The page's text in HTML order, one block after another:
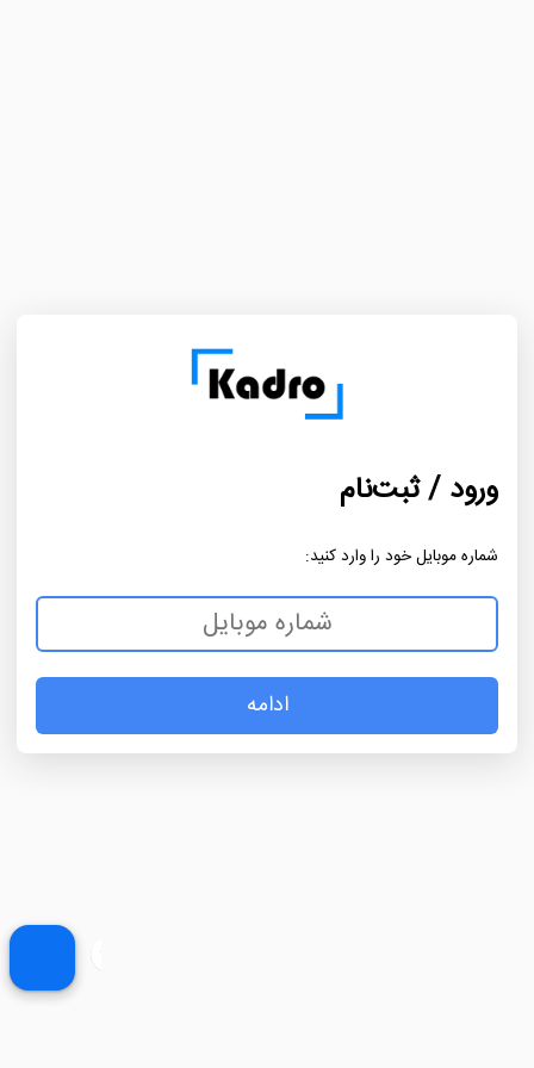
ورود / ثبت‌نام
شماره موبایل خود را وارد کنید:
ادامه